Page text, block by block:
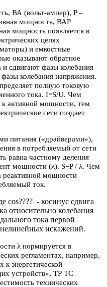
ВА (вольт-ампер), P –
мощность, ВАР
мощность появляется в
цепях
и емкостные
оказывают обратное
сдвигают фазы колебания
колебания напряжения.
полную токовую
тока. I=S/U. Чем
активной мощности, тем
сети создает
питания («драйверами»),
в потребляемый от сети
равна частному деления
мощности (λ). S=P / λ. Чем
реактивной мощности
ток.
cos???? - косинус сдвига
относительно колебания
тока первой
искажений.
λ нормируется в
регламентах, например,
энергетической
устройств», ТР ТС
технических